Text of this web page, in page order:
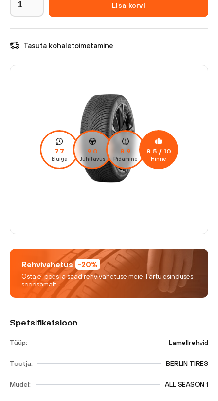
7.7
Eluiga
9.0
Juhitavus
8.9
Pidamine
8.5 / 10
Hinne
Rehvivahetus -20%
Osta e-poes ja saad rehvivahetuse meie Tartu esinduses
soodsamalt.
Spetsifikatsioon
Tüüp: Lamellrehvid
Tootja: BERLIN TIRES
Mudel: ALL SEASON 1
Lisa korvi
Tasuta kohaletoimetamine